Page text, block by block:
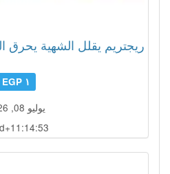
ريجتريم يقلل الشهية يحرق
١ EGP
يوليو 08, 2026